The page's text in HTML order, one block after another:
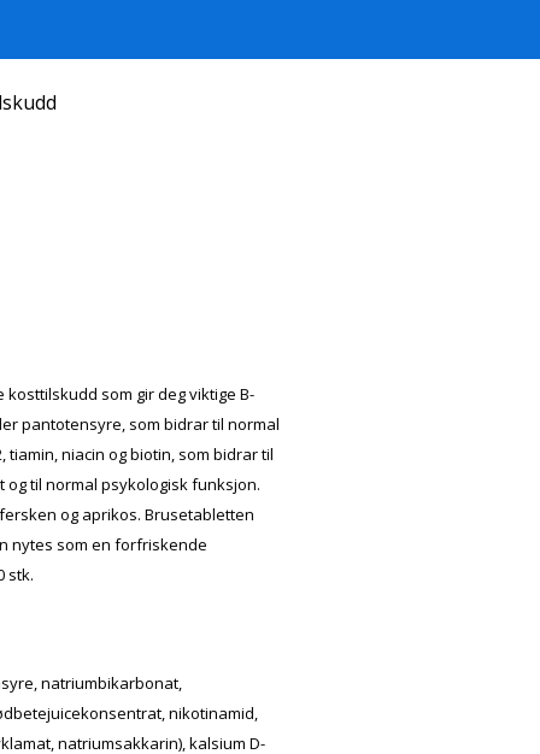
som gir deg viktige B-
pantotensyre, som bidrar til normal
tiamin, niacin og biotin, som bidrar til
til normal psykologisk funksjon.
og aprikos. Brusetabletten
nytes som en forfriskende
stk.
natriumbikarbonat,
nikotinamid,
natriumsakkarin), kalsium D-